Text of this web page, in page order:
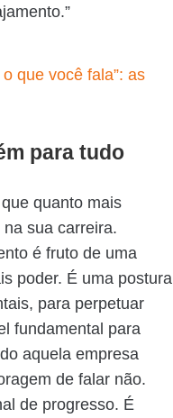
que você fala”: as
para tudo
quanto mais
sua carreira.
é fruto de uma
poder. É uma postura
para perpetuar
fundamental para
aquela empresa
de falar não.
de progresso. É